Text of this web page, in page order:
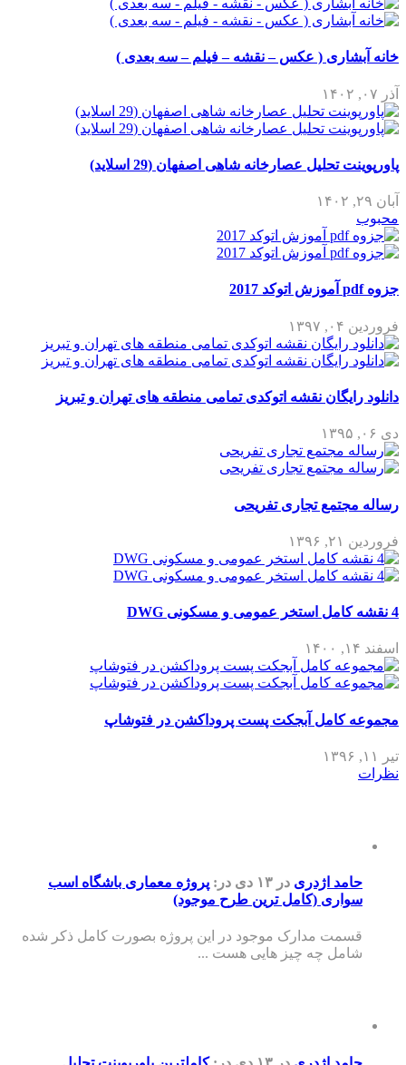
خانه آبشاری ( عکس – نقشه – فیلم – سه بعدی )
آذر ۰۷, ۱۴۰۲
پاورپوینت تحلیل عصارخانه شاهی اصفهان (29 اسلاید)
آبان ۲۹, ۱۴۰۲
محبوب
جزوه pdf آموزش اتوکد 2017
فروردین ۰۴, ۱۳۹۷
دانلود رایگان نقشه اتوکدی تمامی منطقه های تهران و تبریز
دی ۰۶, ۱۳۹۵
رساله مجتمع تجاری تفریحی
فروردین ۲۱, ۱۳۹۶
4 نقشه کامل استخر عمومی و مسکونی DWG
اسفند ۱۴, ۱۴۰۰
مجموعه کامل آبجکت پست پروداکشن در فتوشاپ
تیر ۱۱, ۱۳۹۶
نظرات
حامد اژدری در ۱۳ دی در: پروژه معماری باشگاه اسب
سواری (کامل ترین طرح موجود)
قسمت مدارک موجود در این پروژه بصورت کامل ذکر شده
شامل چه چیز هایی هست ...